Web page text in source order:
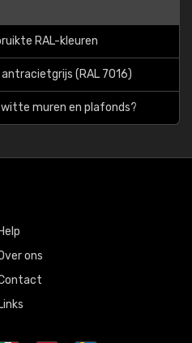
RAL-kleuren
antracietgrijs (RAL 7016)
witte muren en plafonds?
Help
ons
Links